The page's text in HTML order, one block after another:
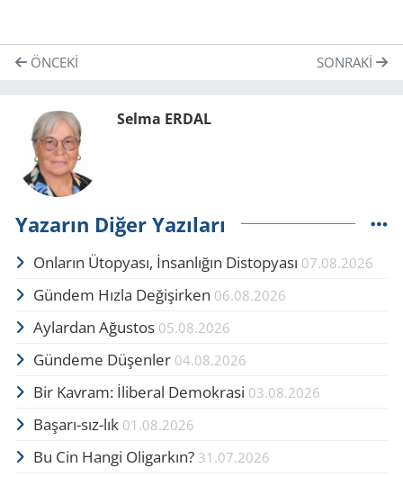
ÖNCEKI SONRAKI
Selma ERDAL
Yazarın Diğer Yazıları
Onların Ütopyası, İnsanlığın Distopyası 07.08.2026
Gündem Hızla Değişirken 06.08.2026
Aylardan Ağustos 05.08.2026
Gündeme Düşenler 04.08.2026
Bir Kavram: İliberal Demokrasi 03.08.2026
Başarı-sız-lık 01.08.2026
Bu Cin Hangi Oligarkın? 31.07.2026